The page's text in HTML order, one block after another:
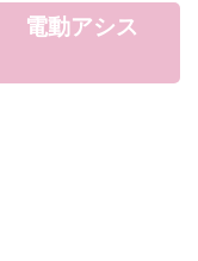
電動アシス